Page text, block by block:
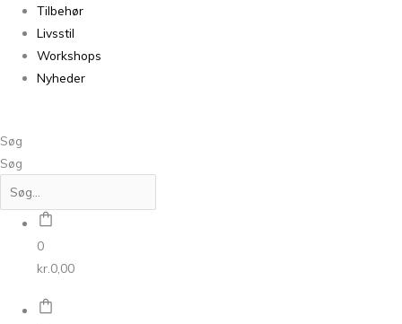
Tilbehør
Livsstil
Workshops
Nyheder
Søg
Søg
0
kr. 0,00